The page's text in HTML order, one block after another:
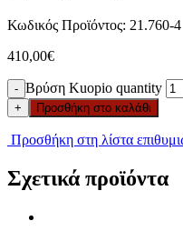
Κωδικός Προϊόντος: 21.760-4
410,00€
- Βρύση Kuopio quantity
+ Προσθήκη στο καλάθι
Προσθήκη στη λίστα
Σχετικά προϊόντα